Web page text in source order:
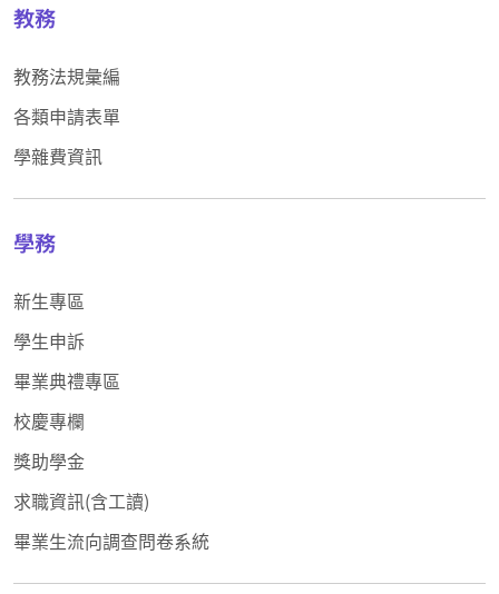
教務
教務法規彙編
各類申請表單
學雜費資訊
學務
新生專區
學生申訴
畢業典禮專區
校慶專欄
獎助學金
求職資訊(含工讀)
畢業生流向調查問卷系統